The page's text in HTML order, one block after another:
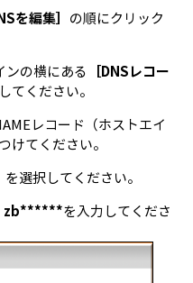
を編集］ の順にクリック
の横にある ［DNSレコー
てください。
レコード（ホストエイ
けてください。
を選択してください。
zb******を入力してくださ